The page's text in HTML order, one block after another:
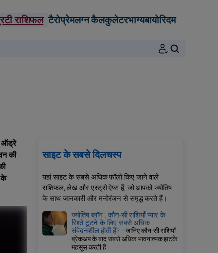
राशिफल टैरोप्रेमलग्न कैलकुलेटरभाग्यबायोरिदम
ऑड्रे
की
के
साइट के सबसे दिलचस्प
यहां साइट के सबसे अधिक फॉलो किए जाने वाले
राशिफल, लेख और एस्ट्रो ऐप्स हैं, जो आपको ज्योतिष
के साथ जानकारी और मनोरंजन से समृद्ध करते हैं।
ज्योतिष ब्लॉग : कौन-सी राशियाँ प्यार के
रिश्ते टूटने के लिए सबसे अधिक
संवेदनशील होती हैं? -जानिए कौन-सी राशियाँ
ब्रेकअप के बाद सबसे अधिक भावनात्मक झटके
महसूस करती हैं